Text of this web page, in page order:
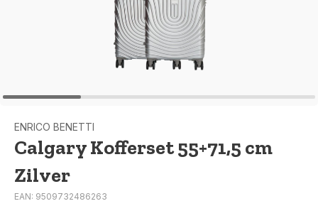
ENRICO BENETTI
Calgary Kofferset 55+71,5 cm
Zilver
EAN: 9509732486263